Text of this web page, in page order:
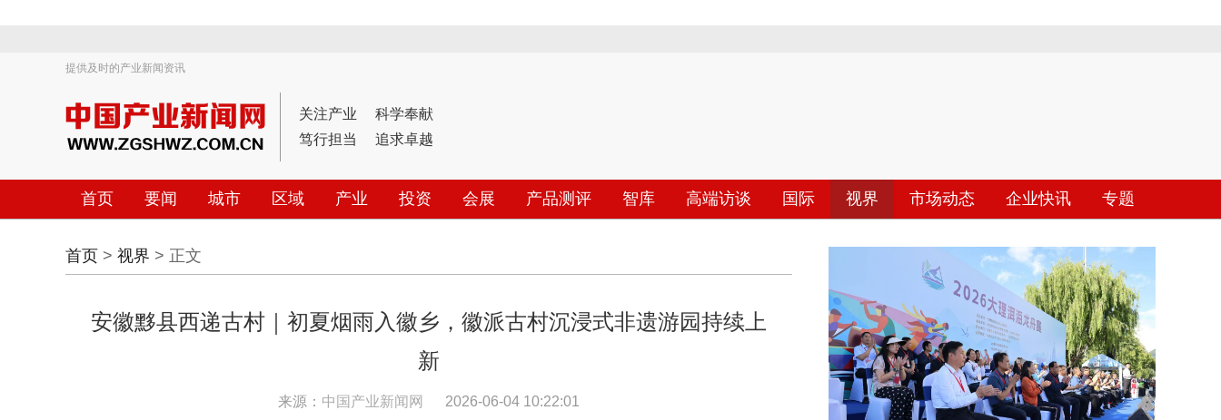
提供及时的产业新闻资讯
关注产业
科学奉献
笃行担当
追求卓越
首页 要闻 城市 区域 产业 投资 会展 产品测评 智库 高端访谈 国际 视界 市场动态 企业快讯 专题
首页 > 视界 > 正文
安徽黟县西递古村｜初夏烟雨入徽乡，徽派古村沉浸式非遗游园持续上
新
来源： 中国产业新闻网 2026-06-04 10:22:01